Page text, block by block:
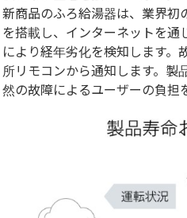
新商品のふろ給湯器は、業界初
を搭載し、インターネットを通
により経年劣化を検知します。
所リモコンから通知します。製
然の故障によるユーザーの負担